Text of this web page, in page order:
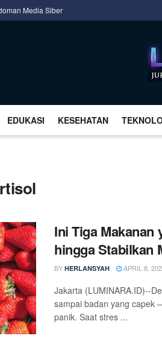
Media Siber
EDUKASI KESEHATAN
Ini Tiga Makanan
hingga Stabilkan
BY HERLANSYAH APRIL 8,
Jakarta (LUMINARA.ID)--
sampai badan yang capek
panik. Saat stres ...